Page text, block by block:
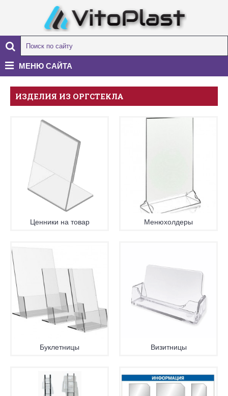
МЕНЮ САЙТА
ИЗДЕЛИЯ ИЗ ОРГСТЕКЛА
Ценники на товар Менюхолдеры
Буклетницы Визитницы